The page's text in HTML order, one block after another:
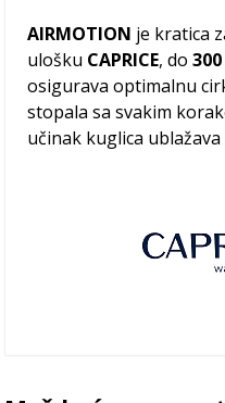
AIRMOTION je kratica
ulošku CAPRICE, do 300
osigurava optimalnu
stopala sa svakim
učinak kuglica